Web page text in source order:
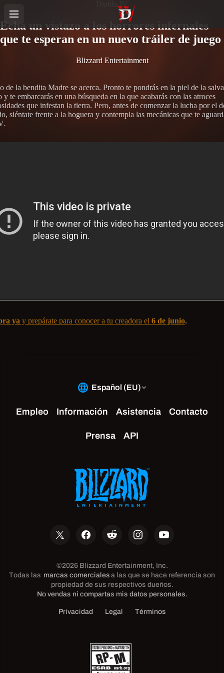
Diablo IV
Echa un vistazo a los horrores infernales
que te esperan en un nuevo tráiler de juego
Blizzard Entertainment
de la bendita Madre se acerca. Pronto te pondrás en la piel de la
y te embarcarás en una búsqueda en la que acabarás con las atroces
que infestan la tierra. Pero, antes de comenzar la lucha por el
siéntate frente a la hoguera y contempla las mecánicas que te
.
ya y prepárate para conocer a tu creadora el 6 de junio.